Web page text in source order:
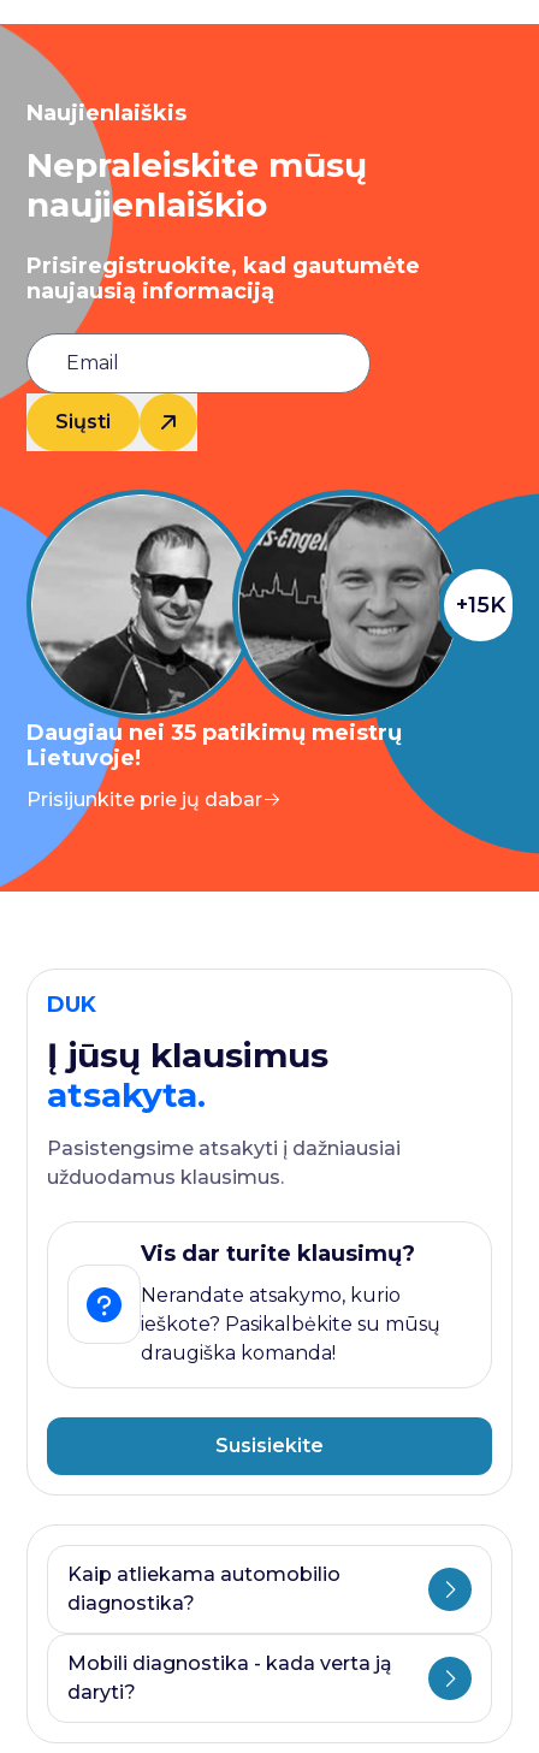
Naujienlaiškis
Nepraleiskite mūsų
naujienlaiškio
Prisiregistruokite, kad gautumėte
naujausią informaciją
Siųsti
+15K
Daugiau nei 35 patikimų meistrų
Lietuvoje!
Prisijunkite prie jų dabar
DUK
Į jūsų klausimus
atsakyta.
Pasistengsime atsakyti į dažniausiai
užduodamus klausimus.
Vis dar turite klausimų?
Nerandate atsakymo, kurio
ieškote? Pasikalbėkite su mūsų
draugiška komanda!
Susisiekite
Kaip atliekama automobilio
diagnostika?
Ji visada prasideda nuo kompiuterines
diagnostikos ir baigiasi papildomais
Mobili diagnostika - kada verta ją
daryti?